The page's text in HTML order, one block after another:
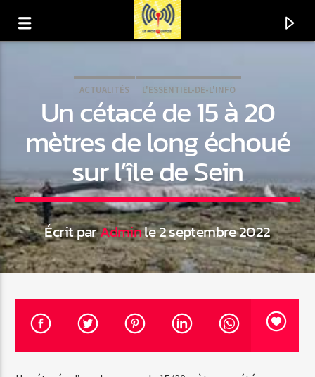
En ce moment
Artiste
ACTUALITÉS L'ESSENTIEL-DE-L'INFO
Un cétacé de 15 à 20
mètres de long échoué
sur l’île de Sein
Écrit parAdminle 2 septembre 2022